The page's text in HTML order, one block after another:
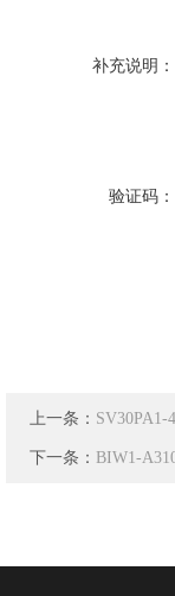
补充说明：
验证码：
上一条：
下一条： BIW1-